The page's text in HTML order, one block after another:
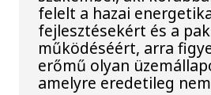
felelt a hazai
fejlesztésekért és a
működéséért, arra
erőmű olyan
amelyre eredetileg